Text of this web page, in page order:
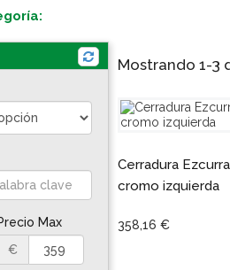
Max
€
Mostrando 1-3
Cerradura
cromo izquierda
358,16 €